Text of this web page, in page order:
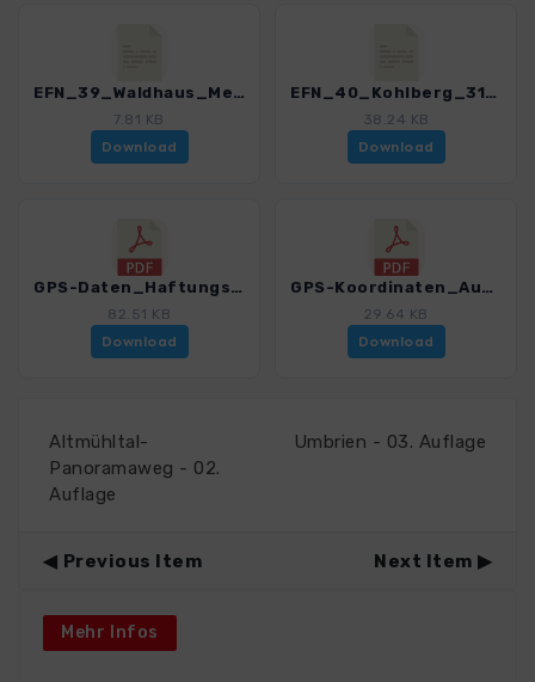
EFN_39_Waldhaus_Mehlmeisel_Klausenturm_3151_2.gpx
7.81 KB
Download
EFN_40_Kohlberg_3151_2.gpx
38.24 KB
Download
GPS-Daten_Haftungsausschluss-Nutzungsbedingungen_WB_Erlebnistouren_Noerdliches_Franken_3151_2.pdf
82.51 KB
Download
GPS-Koordinaten_Ausgangspunkte_WB_Erlebnistouren_Noerdliches_Franken_3151_2.pdf
29.64 KB
Download
Altmühltal-
Panoramaweg - 02.
Auflage
Umbrien - 03. Auflage
Previous Item Next Item
Mehr Infos